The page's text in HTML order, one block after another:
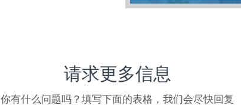
请求更多信息
你有什么问题吗？填写下面的表格，我们会尽快回复